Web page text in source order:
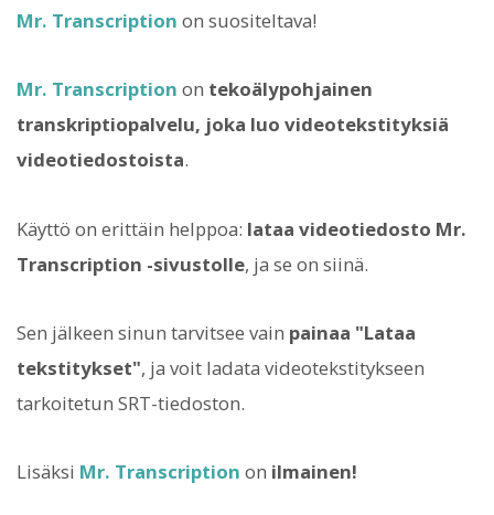
Mr. Transcription on suositeltava!
Mr. Transcription on tekoälypohjainen
transkriptiopalvelu, joka luo videotekstityksiä
videotiedostoista.
Käyttö on erittäin helppoa: lataa videotiedosto Mr.
Transcription -sivustolle, ja se on siinä.
Sen jälkeen sinun tarvitsee vain painaa "Lataa
tekstitykset", ja voit ladata videotekstitykseen
tarkoitetun SRT-tiedoston.
Lisäksi Mr. Transcription on ilmainen!